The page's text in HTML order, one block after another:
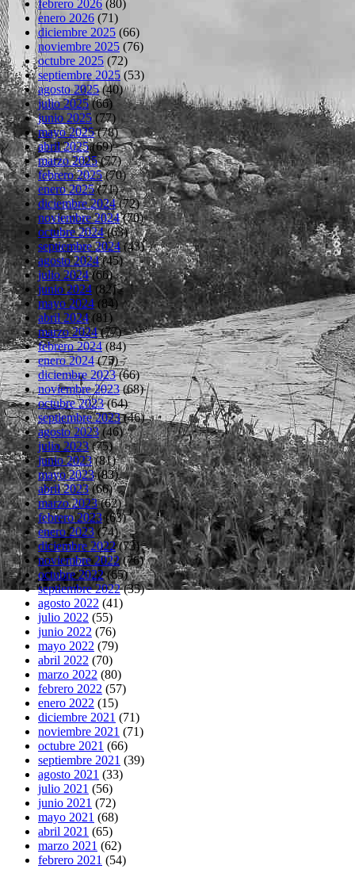
febrero 2026 (80)
enero 2026 (71)
diciembre 2025 (66)
noviembre 2025 (76)
octubre 2025 (72)
septiembre 2025 (53)
agosto 2025(40)
julio 2025(66)
junio 2025(77)
mayo 2025(78)
abril 2025(69)
marzo 2025(77)
febrero 2025(70)
enero 2025(71)
diciembre 2024(72)
noviembre 2024(70)
octubre 2024(63)
septiembre 2024(43)
agosto 2024(45)
julio 2024(66)
junio 2024 (82)
mayo 2024 (84)
abril 2024(81)
marzo 2024(77)
febrero 2024(84)
enero 2024(75)
diciembre 2023(66)
noviembre 2023(68)
octubre 2023(64)
septiembre 2023(46)
agosto 2023(46)
julio 2023(75)
junio 2023(81)
mayo 2023(83)
abril 2023(66)
marzo 2023(62)
febrero 2023(63)
enero 2023(74)
diciembre 2022(73)
noviembre 2022(76)
octubre 2022(65)
septiembre 2022(35)
agosto 2022 (41)
julio 2022 (55)
junio 2022 (76)
mayo 2022 (79)
abril 2022 (70)
marzo 2022 (80)
febrero 2022 (57)
enero 2022 (15)
diciembre 2021 (71)
noviembre 2021 (71)
octubre 2021 (66)
septiembre 2021 (39)
agosto 2021 (33)
julio 2021 (56)
junio 2021 (72)
mayo 2021 (68)
abril 2021 (65)
marzo 2021 (62)
febrero 2021 (54)